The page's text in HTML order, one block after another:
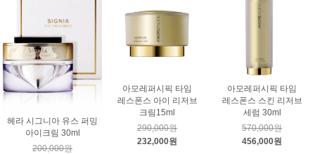
헤라 시그니아 유스 퍼밍
아이크림 30ml
200,000원
아모레퍼시픽 타임
레스폰스 아이 리저브
크림15ml
290,000원
232,000원
아모레퍼시픽 타임
레스폰스 스킨 리저브
세럼 30ml
570,000원
456,000원